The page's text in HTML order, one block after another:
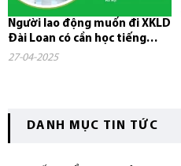
Người lao động muốn đi XKLD
Đài Loan có cần học tiếng
không?
27-04-2025
DANH MỤC TIN TỨC